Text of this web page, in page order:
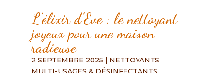
L’élixir d’Eve : le nettoyant
joyeux pour une maison
radieuse
2 SEPTEMBRE 2025 | NETTOYANTS
MULTI-USAGES & DÉSINFECTANTS